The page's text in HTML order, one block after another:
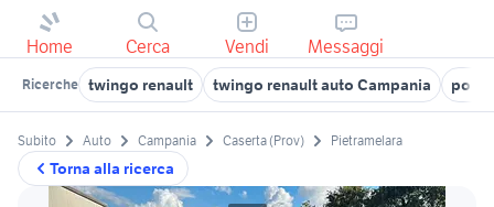
Home Cerca Vendi Messaggi
Ricerche twingo renault twingo renault auto Campania
Torna alla ricerca
Subito Auto Campania Caserta (Prov) Pietramelara